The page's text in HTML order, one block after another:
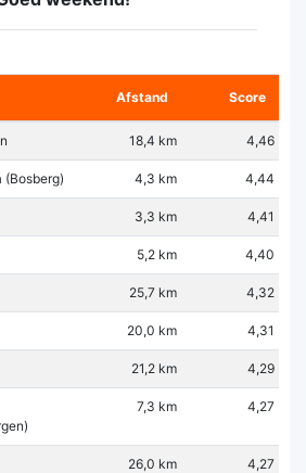
Afstand Score
18,4 km 4,46
(Bosberg) 4,3 km 4,44
3,3 km 4,41
5,2 km 4,40
25,7 km 4,32
20,0 km 4,31
21,2 km 4,29
7,3 km 4,27
26,0 km 4,27